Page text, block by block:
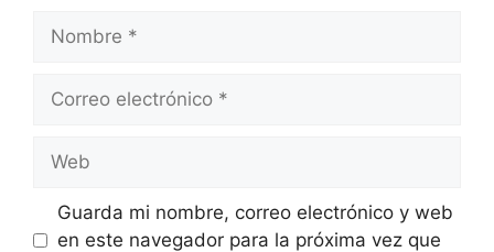
Nombre
Correo
Web
Guarda mi nombre, correo electrónico y web
en este navegador para la próxima vez que